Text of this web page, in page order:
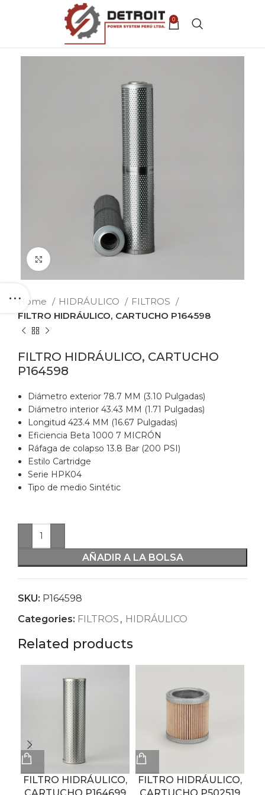
0
Clic para ampliar
Home HIDRÁULICO
FILTROS
FILTRO HIDRÁULICO, CARTUCHO P164598
FILTRO HIDRÁULICO, CARTUCHO
P164598
Diámetro exterior 78.7 MM (3.10 Pulgadas)
Diámetro interior 43.43 MM (1.71 Pulgadas)
Longitud 423.4 MM (16.67 Pulgadas)
Eficiencia Beta 1000 7 MICRÓN
Ráfaga de colapso 13.8 Bar (200 PSI)
Estilo Cartridge
Serie HPK04
Tipo de medio Sintétic
AÑADIR A LA BOLSA
SKU: P164598
Categories: FILTROS , HIDRÁULICO
Related products
FILTRO HIDRÁULICO,
FILTRO HIDRÁULICO,